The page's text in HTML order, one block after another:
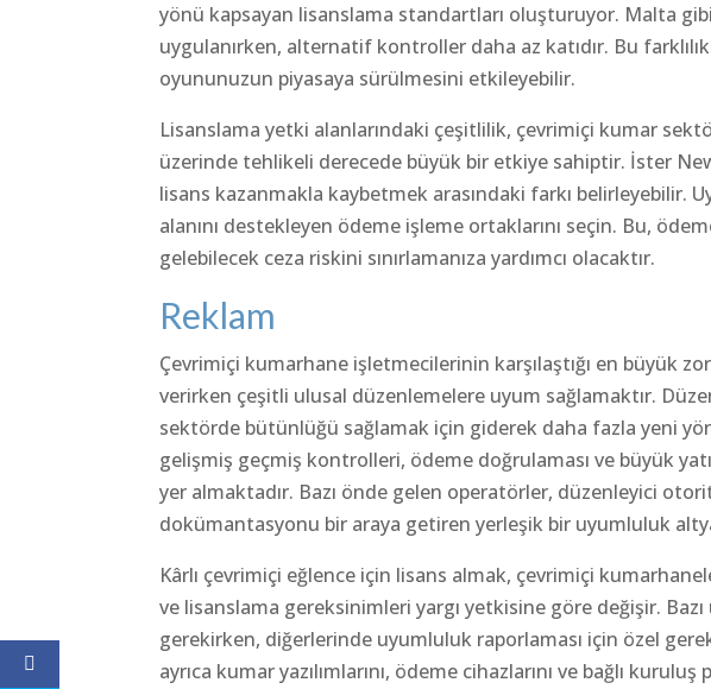
yönü kapsayan lisanslama standartları oluşturuyor. Malta
uygulanırken, alternatif kontroller daha az katıdır. Bu
oyununuzun piyasaya sürülmesini etkileyebilir.
Lisanslama yetki alanlarındaki çeşitlilik, çevrimiçi kumar
üzerinde tehlikeli derecede büyük bir etkiye sahiptir. İster
lisans kazanmakla kaybetmek arasındaki farkı belirleyebilir.
alanını destekleyen ödeme işleme ortaklarını seçin. Bu,
gelebilecek ceza riskini sınırlamanıza yardımcı olacaktır.
Reklam
Çevrimiçi kumarhane işletmecilerinin karşılaştığı en büyük
verirken çeşitli ulusal düzenlemelere uyum sağlamaktır.
sektörde bütünlüğü sağlamak için giderek daha fazla yeni
gelişmiş geçmiş kontrolleri, ödeme doğrulaması ve büyük
yer almaktadır. Bazı önde gelen operatörler, düzenleyici
dokümantasyonu bir araya getiren yerleşik bir uyumluluk
Kârlı çevrimiçi eğlence için lisans almak, çevrimiçi
ve lisanslama gereksinimleri yargı yetkisine göre değişir.
gerekirken, diğerlerinde uyumluluk raporlaması için özel
ayrıca kumar yazılımlarını, ödeme cihazlarını ve bağlı